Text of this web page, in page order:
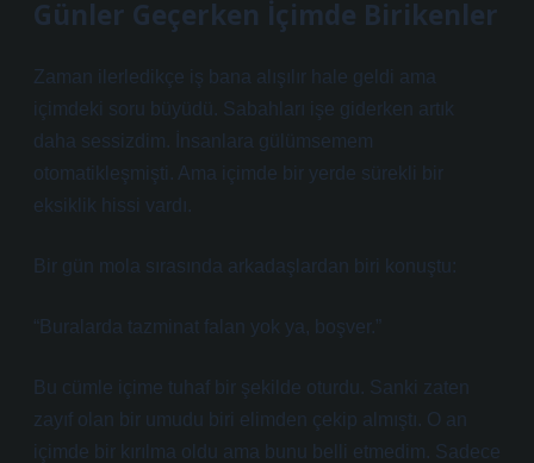
Günler Geçerken İçimde Birikenler
Zaman ilerledikçe iş bana alışılır hale geldi ama
içimdeki soru büyüdü. Sabahları işe giderken artık
daha sessizdim. İnsanlara gülümsemem
otomatikleşmişti. Ama içimde bir yerde sürekli bir
eksiklik hissi vardı.
Bir gün mola sırasında arkadaşlardan biri konuştu:
“Buralarda tazminat falan yok ya, boşver.”
Bu cümle içime tuhaf bir şekilde oturdu. Sanki zaten
zayıf olan bir umudu biri elimden çekip almıştı. O an
içimde bir kırılma oldu ama bunu belli etmedim. Sadece